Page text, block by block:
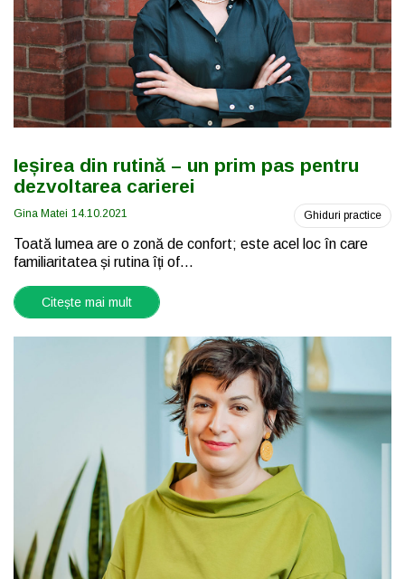
Ieșirea din rutină – un prim pas pentru
dezvoltarea carierei
Gina Matei 14.10.2021 Ghiduri practice
Toată lumea are o zonă de confort; este acel loc în care
familiaritatea și rutina îți of...
Citește mai mult